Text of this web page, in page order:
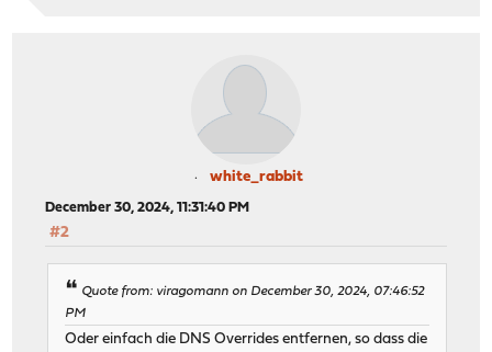
white_rabbit
December 30, 2024, 11:31:40 PM
#2
Quote from: viragomann on December 30, 2024, 07:46:52
PM
Oder einfach die DNS Overrides entfernen, so dass die